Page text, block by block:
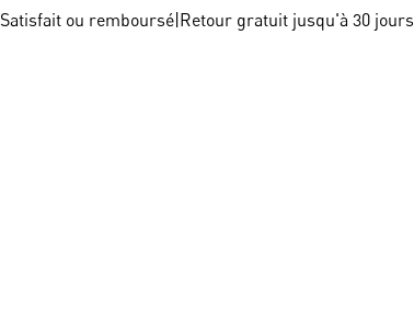
Satisfait ou remboursé Retour gratuit jusqu'à 30 jours